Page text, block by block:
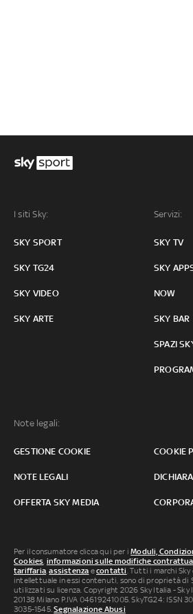
I siti Sky:
SKY SPORT
SKY TG24
SKY VIDEO
SKY ARTE
Servizi:
SKY TV
SKY
NOW
SKY BAR
SPAZI
Note legali:
GESTIONE COOKIE COOKIE
NOTE LEGALI
OFFERTA SKY MEDIA
Per il consumatore clicca qui per iModuli,
Cookies informazioni sulle modifiche
tariffaria ,assistenza econtatti . Tutti i marchi
intellettuale in essi contenuti, sono di proprietà di
utilizzati su licenza. Copyright 2026 Sky Italia - Sky
20138 Milano P.IVA 04619241005. SkyTG24: ISSN
3035-1545.Segnalazione Abusi